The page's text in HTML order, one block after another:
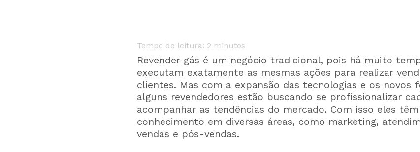
Tempo de leitura: 2 minutos
Revender gás é um negócio tradicional, pois há muito
executam exatamente as mesmas ações para realizar
clientes. Mas com a expansão das tecnologias e os novos
alguns revendedores estão buscando se profissionalizar
acompanhar as tendências do mercado. Com isso eles
conhecimento em diversas áreas, como marketing,
vendas e pós-vendas.